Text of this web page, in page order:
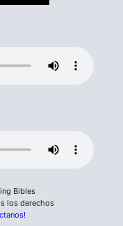
Bibles
los derechos